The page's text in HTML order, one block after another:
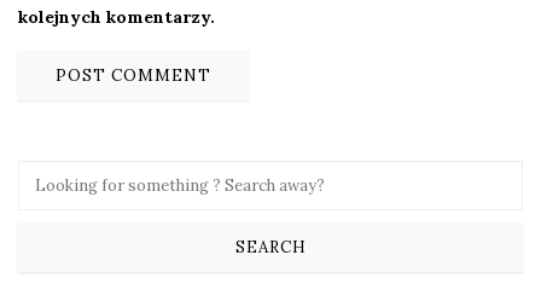
kolejnych komentarzy.